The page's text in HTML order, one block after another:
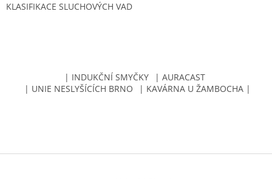
KLASIFIKACE SLUCHOVÝCH VAD
| INDUKČNÍ SMYČKY
| AURACAST
| UNIE NESLYŠÍCÍCH BRNO
| KAVÁRNA U ŽAMBOCHA |